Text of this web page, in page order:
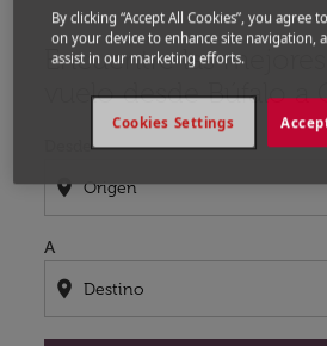
Encuentre las mejores
vuelo desde Búfalo a
Desde
location_on
A
location_on
Por favor, intente actualizar
By clicking “Accept All Cookies”, you agree
on your device to enhance site navigation,
assist in our marketing efforts.
Cookies Settings